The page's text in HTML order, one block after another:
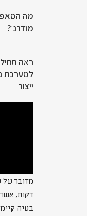
מה
מודרני?
ראה
למערכת
ייצור
דקות, אשר
בעיה